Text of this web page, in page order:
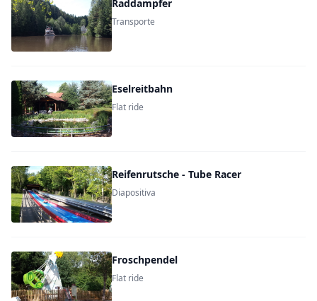
Raddampfer
Transporte
Eselreitbahn
Flat ride
Reifenrutsche - Tube Racer
Diapositiva
Froschpendel
Flat ride